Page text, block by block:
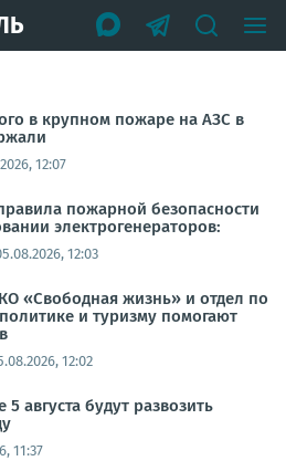
в крупном пожаре на АЗС в
12:07
пожарной безопасности
электрогенераторов:
12:03
«Свободная жизнь» и отдел по
и туризму помогают
12:02
августа будут развозить
11:37